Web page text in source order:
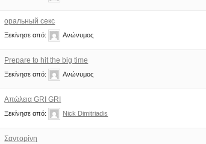
оральный секс
Ξεκίνησε από: Ανώνυμος
Prepare to hit the big time
Ξεκίνησε από: Ανώνυμος
Απώλεια GRI GRI
Ξεκίνησε από: Nick Dimitriadis
Σαντορίνη